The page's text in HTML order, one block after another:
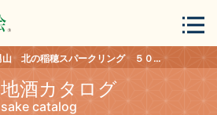
ログイン
男山 北の稲穂スパークリング ５００ｍｌ
地酒カタログ
sake catalog